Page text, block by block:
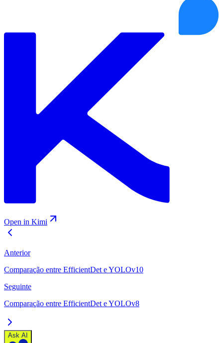
Open in Kimi
Anterior
Comparação entre EfficientDet e YOLOv10
Seguinte
Comparação entre EfficientDet e YOLOv8
Ask AI